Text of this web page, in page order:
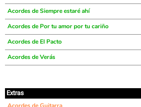
Acordes de Siempre estaré ahí
Acordes de Por tu amor por tu cariño
Acordes de El Pacto
Acordes de Verás
Extras